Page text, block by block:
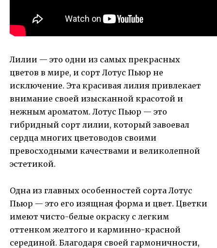
Лилии — это одни из самых прекрасных
цветов в мире, и сорт Лотус Пьюр не
исключение. Эта красивая лилия привлекает
внимание своей изысканной красотой и
нежным ароматом. Лотус Пьюр — это
гибридный сорт лилии, который завоевал
сердца многих цветоводов своими
превосходными качествами и великолепной
эстетикой.
Одна из главных особенностей сорта Лотус
Пьюр — это его изящная форма и цвет. Цветки
имеют чисто-белые окраску с легким
оттенком желтого и карминно-красной
серединой. Благодаря своей гармоничности,